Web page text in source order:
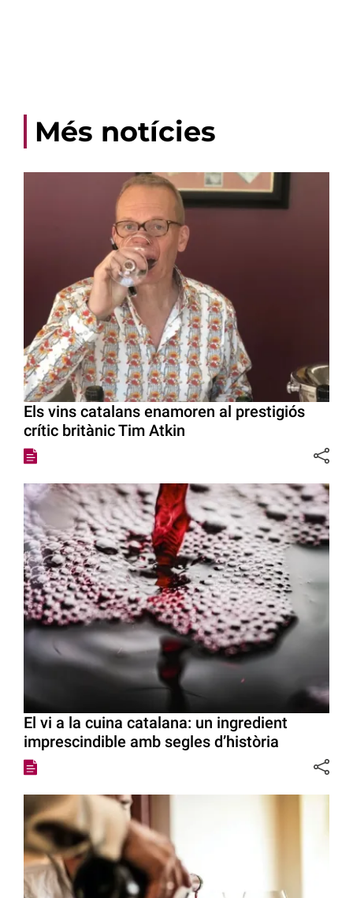
Més notícies
Els vins catalans enamoren al prestigiós
crític britànic Tim Atkin
El vi a la cuina catalana: un ingredient
imprescindible amb segles d’història